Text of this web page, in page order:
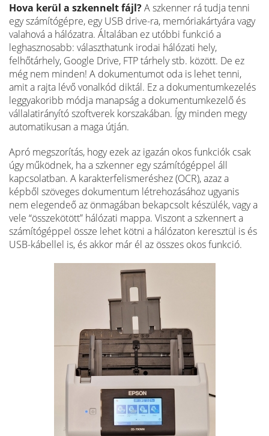
Hova kerül a szkennelt fájl?A szkenner rá tudja tenni
egy számítógépre, egy USB drive-ra, memóriakártyára vagy
valahová a hálózatra. Általában ez utóbbi funkció a
leghasznosabb: választhatunk irodai hálózati hely,
felhőtárhely, Google Drive, FTP tárhely stb. között. De ez
még nem minden! A dokumentumot oda is lehet tenni,
amit a rajta lévő vonalkód diktál. Ez a dokumentumkezelés
leggyakoribb módja manapság a dokumentumkezelő és
vállalatirányító szoftverek korszakában. Így minden megy
automatikusan a maga útján.
Apró megszorítás, hogy ezek az igazán okos funkciók csak
úgy működnek, ha a szkenner egy számítógéppel áll
kapcsolatban. A karakterfelismeréshez (OCR), azaz a
képből szöveges dokumentum létrehozásához ugyanis
nem elegendeő az önmagában bekapcsolt készülék, vagy a
vele “összekötött” hálózati mappa. Viszont a szkennert a
számítógéppel össze lehet kötni a hálózaton keresztül is és
USB-kábellel is, és akkor már él az összes okos funkció.